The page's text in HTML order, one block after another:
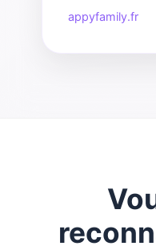
appyfamily.fr